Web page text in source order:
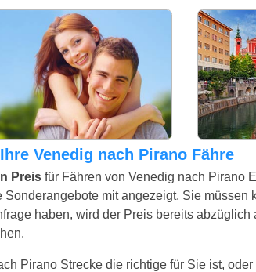
Venedig nach Pirano Fähre
Preis für Fähren von Venedig nach Pirano
mit angezeigt. Sie müssen
haben, wird der Preis bereits abzüglich
Pirano Strecke die richtige für Sie ist,